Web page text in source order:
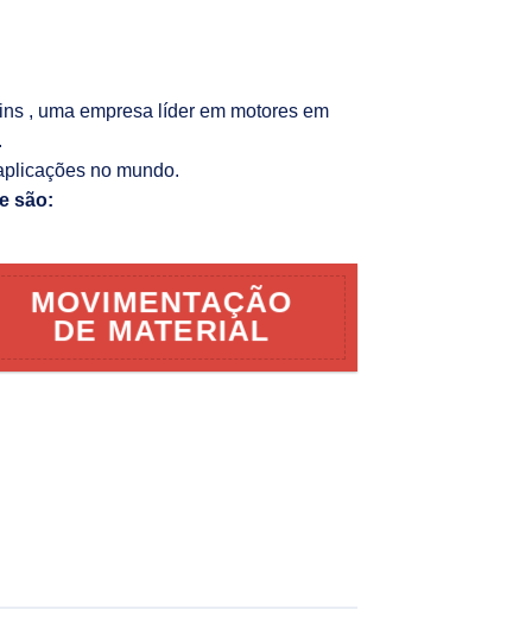
, uma empresa líder em motores em
no mundo.
são:
MOVIMENTAÇÃO
DE MATERIAL